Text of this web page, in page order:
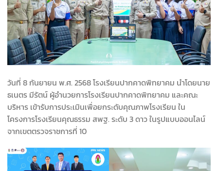
วันที่ 8 กันยายน พ.ศ. 2568 โรงเรียนปากคาดพิทยาคม นำโดยนาย
ธเนตร มีรัตน์ ผู้อำนวยการโรงเรียนปากคาดพิทยาคม และคณะ
บริหาร เข้ารับการประเมินเพื่อยกระดับคุณภาพโรงเรียน ใน
โครงการโรงเรียนคุณธรรม สพฐ. ระดับ 3 ดาว ในรูปแบบออนไลน์
จากเขตตรวจราชการที่ 10